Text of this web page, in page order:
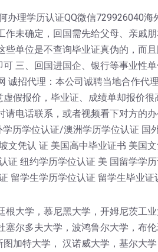
办理学历认证QQ微信729926040
未确定，回国需先给父母、亲戚
些单位是不查询毕业证真伪的，而
三、回国进国企、银行等事业性
诚招代理：本公司诚聘当地合作
假报价，毕业证、成绩单却报价
电话联系，或者视频看下对方的
历学位认证/澳洲学历学位认证
文凭认 证 美国高中毕业证书 美国
证 纽约学历学位认证 美 国留学学
留学生学历学位认证 留学生毕业证
根大学，慕尼黑大学，开姆尼茨工
塞尔多夫大学，波鸿鲁尔大学，布
加特大学， 汉诺威大学，基尔大